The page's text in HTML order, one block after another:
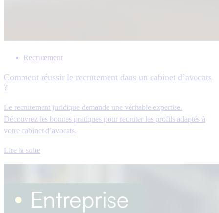
Recrutement
Comment réussir le recrutement dans un cabinet d’avocats
?
Le recrutement juridique demande une véritable expertise.
Découvrez les bonnes pratiques pour recruter les profils adaptés à
votre cabinet d’avocats.
Lire la suite